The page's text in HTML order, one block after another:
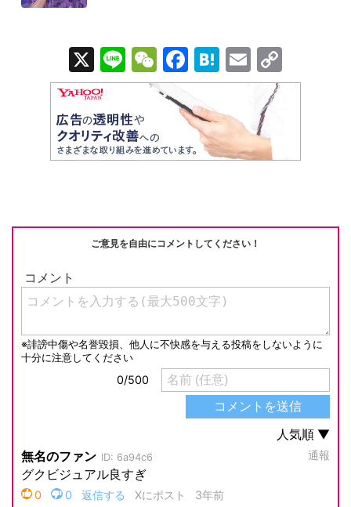
X
Li
n
e
W
e
C
at
F
a
c
e
b
k
H
at
e
n
a
E
m
ail
o
Li
ご意見を自由にコメントしてください！